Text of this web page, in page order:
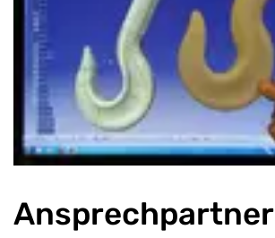
Ansprechpartner